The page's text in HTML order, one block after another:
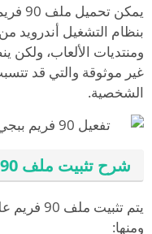
يمكن
بنظام التشغيل أندرويد
ومنتديات الألعاب، ولكن
غير موثوقة والتي قد
الشخصية.
شرح تثبيت ملف 90 فريم ببجي للاندرويد
يتم
ومنها: